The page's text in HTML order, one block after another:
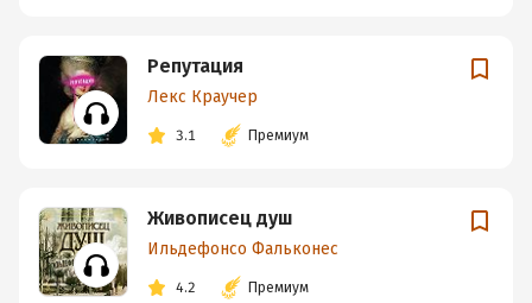
Репутация
Лекс Краучер
3.1 Премиум
Живописец душ
Ильдефонсо Фальконес
4.2 Премиум